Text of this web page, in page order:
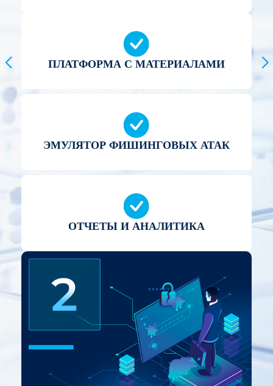
ПЛАТФОРМА С МАТЕРИАЛАМИ
ЭМУЛЯТОР ФИШИНГОВЫХ АТАК
ОТЧЕТЫ И АНАЛИТИКА